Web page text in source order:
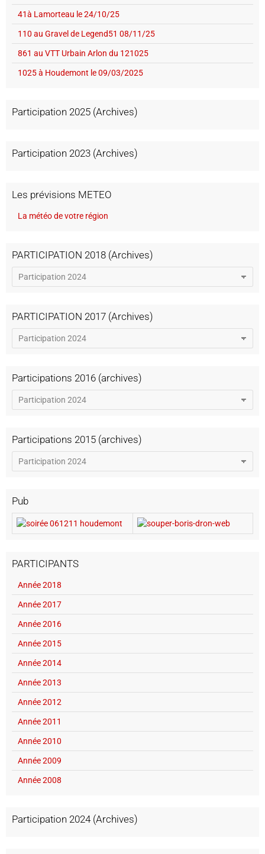
41à Lamorteau le 24/10/25
110 au Gravel de Legend51 08/11/25
861 au VTT Urbain Arlon du 121025
1025 à Houdemont le 09/03/2025
Participation 2025 (Archives)
Participation 2023 (Archives)
Les prévisions METEO
La météo de votre région
PARTICIPATION 2018 (Archives)
PARTICIPATION 2017 (Archives)
Participations 2016 (archives)
Participations 2015 (archives)
Pub
PARTICIPANTS
Année 2018
Année 2017
Année 2016
Année 2015
Année 2014
Année 2013
Année 2012
Année 2011
Année 2010
Année 2009
Année 2008
Participation 2024 (Archives)